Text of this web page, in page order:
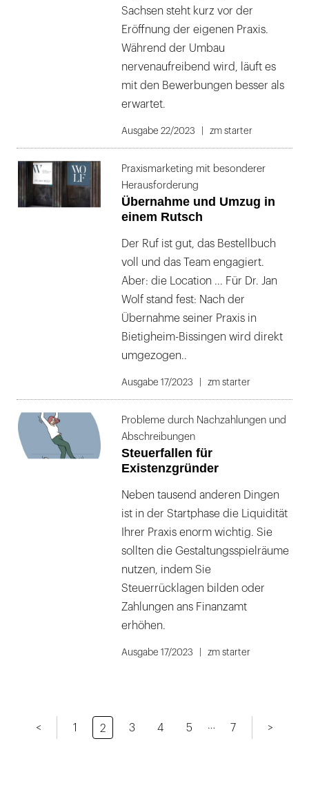
Sachsen steht kurz vor der
Eröffnung der eigenen Praxis.
Während der Umbau
nervenaufreibend wird, läuft es
mit den Bewerbungen besser als
erwartet.
Ausgabe 22/2023 zm starter
Praxismarketing mit besonderer
Herausforderung
Übernahme und Umzug in
einem Rutsch
Der Ruf ist gut, das Bestellbuch
voll und das Team engagiert.
Aber: die Location ... Für Dr. Jan
Wolf stand fest: Nach der
Übernahme seiner Praxis in
Bietigheim-Bissingen wird direkt
umgezogen..
Ausgabe 17/2023 zm starter
Probleme durch Nachzahlungen und
Abschreibungen
Steuerfallen für
Existenzgründer
Neben tausend anderen Dingen
ist in der Startphase die Liquidität
Ihrer Praxis enorm wichtig. Sie
sollten die Gestaltungsspielräume
nutzen, indem Sie
Steuerrücklagen bilden oder
Zahlungen ans Finanzamt
erhöhen.
Ausgabe 17/2023 zm starter
< 1 2 3 4 5 … 7 >